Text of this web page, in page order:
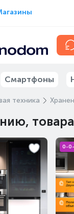
Смартфоны
техника
0-